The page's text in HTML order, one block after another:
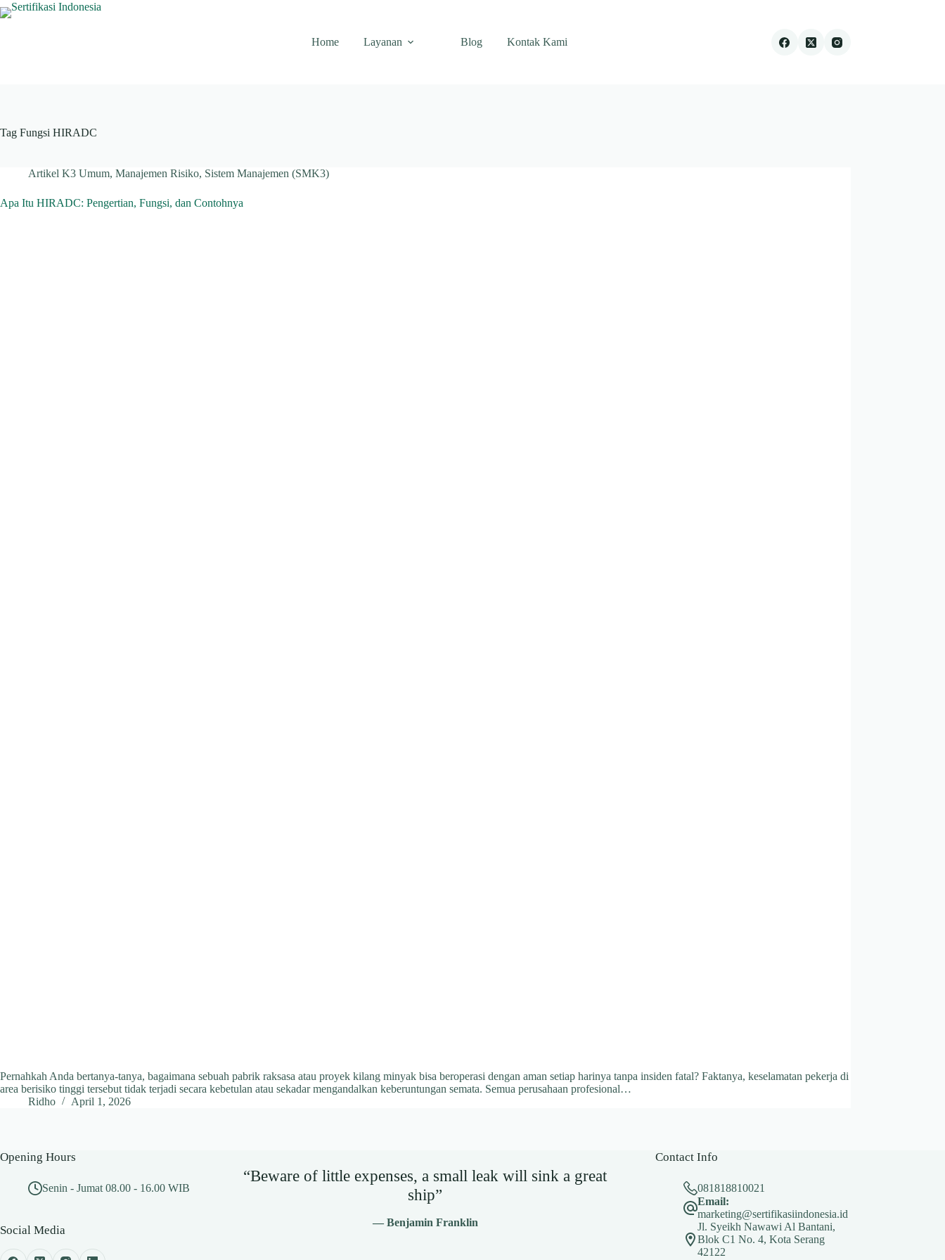
Skip
to
Home
Layanan Blog Kontak Kami
Tag Fungsi HIRADC
Artikel K3 Umum, Manajemen Risiko, Sistem Manajemen (SMK3)
Apa Itu HIRADC: Pengertian, Fungsi, dan Contohnya
Pernahkah Anda bertanya-tanya, bagaimana sebuah pabrik raksasa atau proyek kilang minyak bisa beroperasi dengan aman setiap harinya tanpa insiden fatal? Faktanya, keselamatan pekerja di
area berisiko tinggi tersebut tidak terjadi secara kebetulan atau sekadar mengandalkan keberuntungan semata. Semua perusahaan profesional…
Ridho
April 1, 2026
Opening Hours
Senin - Jumat 08.00 - 16.00 WIB
Social Media
“Beware of little expenses, a small leak will sink a great
ship”
— Benjamin Franklin
Contact Info
081818810021
Email:
marketing@sertifikasiindonesia.id
Jl. Syeikh Nawawi Al Bantani,
Blok C1 No. 4, Kota Serang
42122